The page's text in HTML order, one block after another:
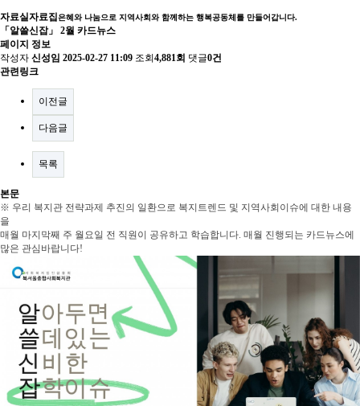
자료실자료집은혜와 나눔으로 지역사회와 함께하는 행복공동체를 만들어갑니다.
「알쓸신잡」 2월 카드뉴스
페이지 정보
작성자 신성임 2025-02-27 11:09 조회 4,881회 댓글0건
관련링크
이전글
다음글
목록
본문
※ 우리 복지관 전략과제 추진의 일환으로 복지트렌드 및 지역사회이슈에 대한 내용
을
매월 마지막째 주 월요일 전 직원이 공유하고 학습합니다. 매월 진행되는 카드뉴스에
많은 관심바랍니다!